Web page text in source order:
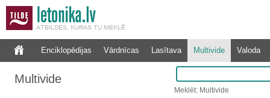
Enciklopēdijas Vārdnīcas Lasītava Multivide Valoda
Multivide
Meklēt: Multivide